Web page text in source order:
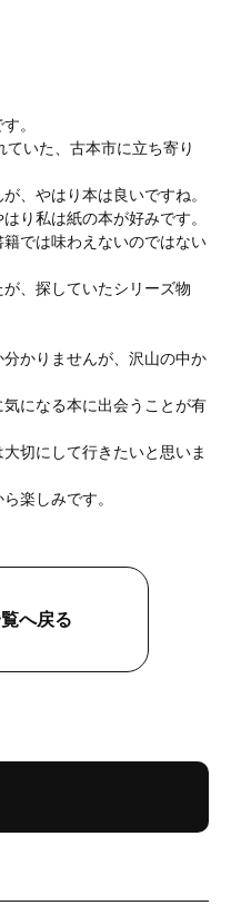
。
いた、古本市に立ち寄り
、やはり本は良いですね。
り私は紙の本が好みです。
では味わえないのではない
、探していたシリーズ物
かりませんが、沢山の中か
になる本に出会うことが有
切にして行きたいと思いま
楽しみです。
へ戻る